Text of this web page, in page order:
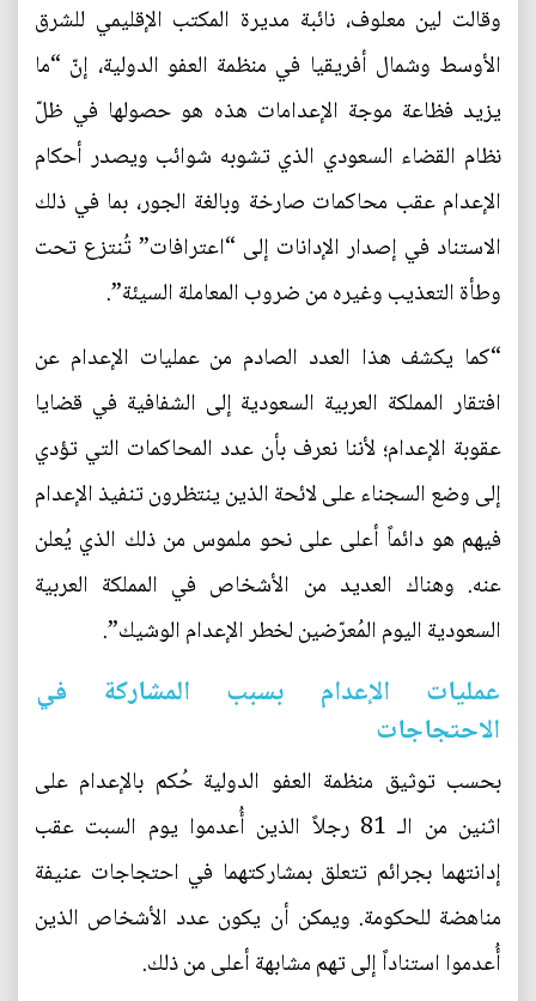
وقالت لين معلوف، نائبة مديرة المكتب الإقليمي للشرق
الأوسط وشمال أفريقيا في منظمة العفو الدولية، إنّ “ما
يزيد فظاعة موجة الإعدامات هذه هو حصولها في ظلّ
نظام القضاء السعودي الذي تشوبه شوائب ويصدر أحكام
الإعدام عقب محاكمات صارخة وبالغة الجور، بما في ذلك
الاستناد في إصدار الإدانات إلى “اعترافات” تُنتزع تحت
وطأة التعذيب وغيره من ضروب المعاملة السيئة”.
“كما يكشف هذا العدد الصادم من عمليات الإعدام عن
افتقار المملكة العربية السعودية إلى الشفافية في قضايا
عقوبة الإعدام؛ لأننا نعرف بأن عدد المحاكمات التي تؤدي
إلى وضع السجناء على لائحة الذين ينتظرون تنفيذ الإعدام
فيهم هو دائماً أعلى على نحو ملموس من ذلك الذي يُعلن
عنه. وهناك العديد من الأشخاص في المملكة العربية
السعودية اليوم المُعرّضين لخطر الإعدام الوشيك”.
عمليات الإعدام بسبب المشاركة في
الاحتجاجات
بحسب توثيق منظمة العفو الدولية حُكم بالإعدام على
اثنين من الـ 81 رجلاً الذين أُعدموا يوم السبت عقب
إدانتهما بجرائم تتعلق بمشاركتهما في احتجاجات عنيفة
مناهضة للحكومة. ويمكن أن يكون عدد الأشخاص الذين
أُعدموا استناداً إلى تهم مشابهة أعلى من ذلك.